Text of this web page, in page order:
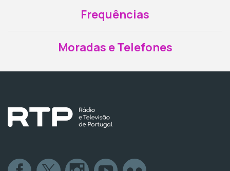
Frequências
Moradas e Telefones